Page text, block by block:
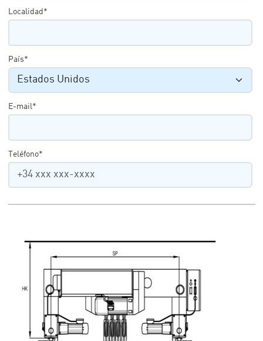
Localidad*
País*
E-mail*
Teléfono*